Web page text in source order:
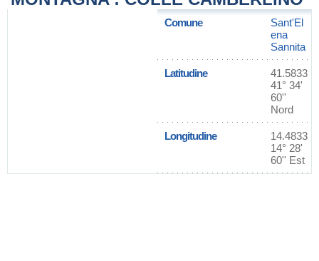
Comune
Sant'El
ena
Sannita
Latitudine
41.5833
41° 34'
60''
Nord
Longitudine
14.4833
14° 28'
60'' Est